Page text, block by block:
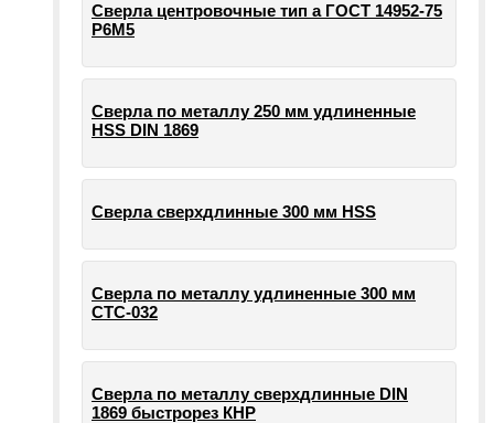
Сверла центровочные тип а ГОСТ 14952-75
Р6М5
Сверла по металлу 250 мм удлиненные
HSS DIN 1869
Сверла сверхдлинные 300 мм HSS
Сверла по металлу удлиненные 300 мм
СТС-032
Сверла по металлу сверхдлинные DIN
1869 быстрорез КНР